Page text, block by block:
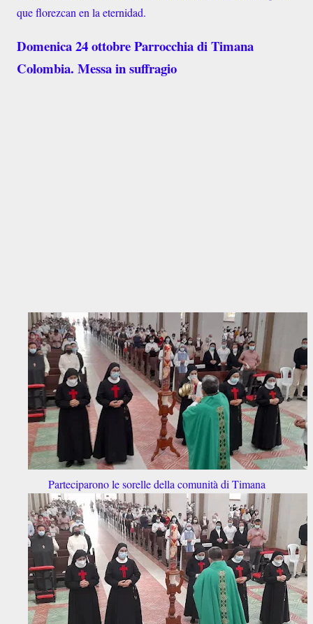
que florezcan en la eternidad.
Domenica 24 ottobre Parrocchia di Timana
Colombia. Messa in suffragio
Parteciparono le sorelle della comunità di Timana